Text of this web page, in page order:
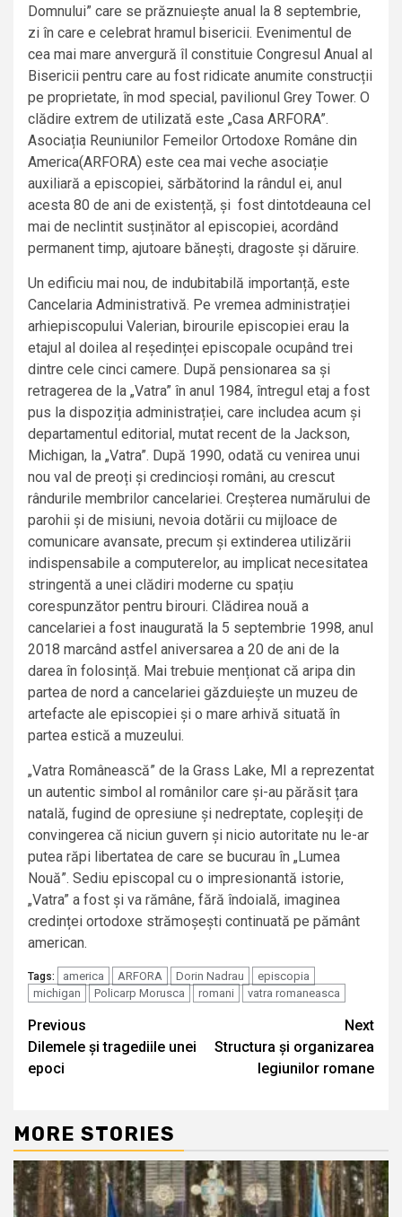
Domnului” care se prăznuiește anual la 8 septembrie,
zi în care e celebrat hramul bisericii. Evenimentul de
cea mai mare anvergură îl constituie Congresul Anual al
Bisericii pentru care au fost ridicate anumite construcții
pe proprietate, în mod special, pavilionul Grey Tower. O
clădire extrem de utilizată este „Casa ARFORA”.
Asociația Reuniunilor Femeilor Ortodoxe Române din
America(ARFORA) este cea mai veche asociație
auxiliară a episcopiei, sărbătorind la rândul ei, anul
acesta 80 de ani de existență, și fost dintotdeauna cel
mai de neclintit susținător al episcopiei, acordând
permanent timp, ajutoare bănești, dragoste și dăruire.
Un edificiu mai nou, de indubitabilă importanță, este
Cancelaria Administrativă. Pe vremea administrației
arhiepiscopului Valerian, birourile episcopiei erau la
etajul al doilea al reședinței episcopale ocupând trei
dintre cele cinci camere. După pensionarea sa și
retragerea de la „Vatra” în anul 1984, întregul etaj a fost
pus la dispoziția administrației, care includea acum și
departamentul editorial, mutat recent de la Jackson,
Michigan, la „Vatra”. După 1990, odată cu venirea unui
nou val de preoți și credincioși români, au crescut
rândurile membrilor cancelariei. Creșterea numărului de
parohii și de misiuni, nevoia dotării cu mijloace de
comunicare avansate, precum și extinderea utilizării
indispensabile a computerelor, au implicat necesitatea
stringentă a unei clădiri moderne cu spațiu
corespunzător pentru birouri. Clădirea nouă a
cancelariei a fost inaugurată la 5 septembrie 1998, anul
2018 marcând astfel aniversarea a 20 de ani de la
darea în folosință. Mai trebuie menționat că aripa din
partea de nord a cancelariei găzduiește un muzeu de
artefacte ale episcopiei și o mare arhivă situată în
partea estică a muzeului.
„Vatra Românească” de la Grass Lake, MI a reprezentat
un autentic simbol al românilor care și-au părăsit țara
natală, fugind de opresiune și nedreptate, copleşiți de
convingerea că niciun guvern și nicio autoritate nu le-ar
putea răpi libertatea de care se bucurau în „Lumea
Nouă”. Sediu episcopal cu o impresionantă istorie,
„Vatra” a fost și va rămâne, fără îndoială, imaginea
credinței ortodoxe strămoșești continuată pe pământ
american.
Tags: america ARFORA Dorin Nadrau
episcopia
michigan
Policarp Morusca romani vatra romaneasca
Continue
Reading
Previous
Dilemele și tragediile unei
epoci
Next
Structura și organizarea
legiunilor romane
MORE STORIES